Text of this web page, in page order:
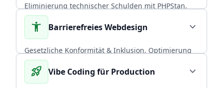
Eliminierung technischer Schulden mit PHPStan,
Rector PHP und PHPUnit. Über 20 Jahre
Praxiserfahrung in skalierbaren Backends.
CORE EXPERTISE
Diesen Service wählenarrow_forward
accessibility_new Barrierefreies Webdesign expand_more
Gesetzliche Konformität & Inklusion. Optimierung
von Performance und Conversion durch radikal
nutzerzentriertes, universelles Design.
rocket_launch Vibe Coding für Production expand_more